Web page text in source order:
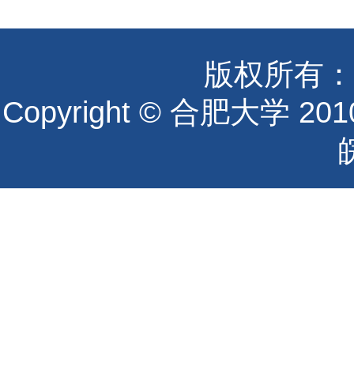
版权所有
Copyright © 合肥大学